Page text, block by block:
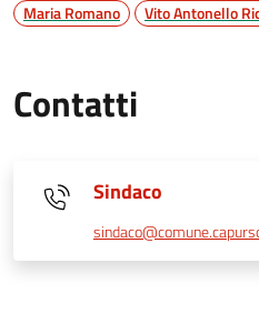
Maria Romano
Vito Antonello
Contatti
Sindaco